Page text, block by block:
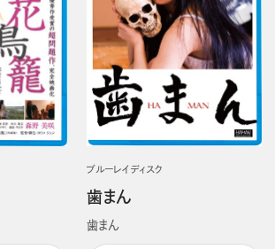
ブルーレイディスク
歯まん
歯まん